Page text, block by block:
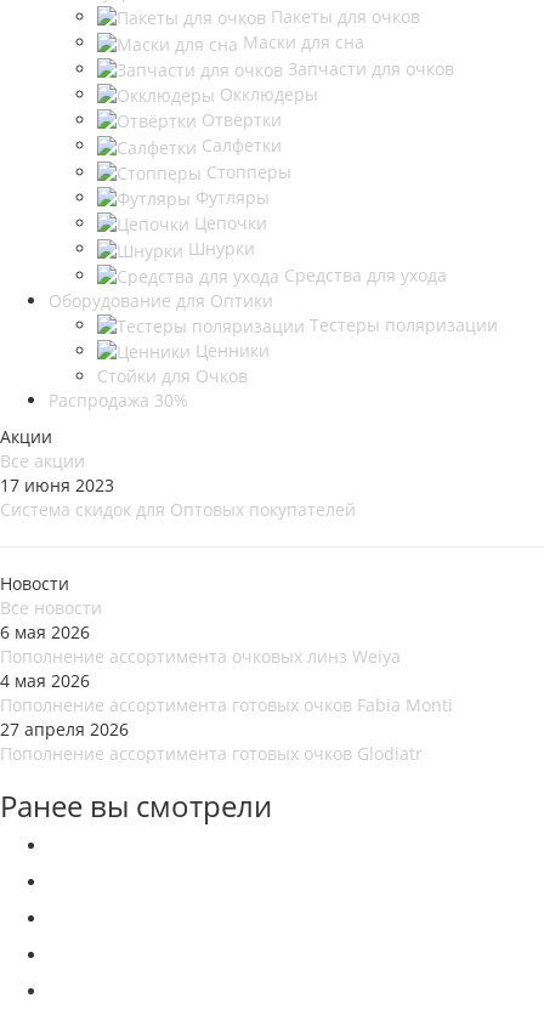
Пакеты для очков
Маски для сна
Запчасти для очков
Окклюдеры
Отвёртки
Салфетки
Стопперы
Футляры
Цепочки
Шнурки
Средства для ухода
Оборудование для Оптики
Тестеры поляризации
Ценники
Стойки для Очков
Распродажа 30%
Акции
Все акции
17 июня 2023
Система скидок для Оптовых покупателей
Новости
Все новости
6 мая 2026
Пополнение ассортимента очковых линз Weiya
4 мая 2026
Пополнение ассортимента готовых очков Fabia Monti
27 апреля 2026
Пополнение ассортимента готовых очков Glodiatr
Ранее вы смотрели